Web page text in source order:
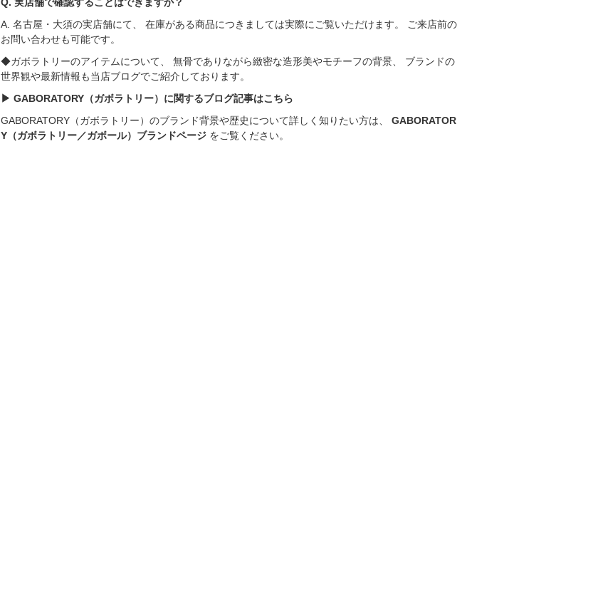
A. 名古屋・大須の実店舗にて、 在庫がある商品につきましては実際にご覧いただけます。 ご来店前の
お問い合わせも可能です。
◆ガボラトリーのアイテムについて、 無骨でありながら緻密な造形美やモチーフの背景、 ブランドの
世界観や最新情報も当店ブログでご紹介しております。
▶ GABORATORY（ガボラトリー）に関するブログ記事はこちら
GABORATORY（ガボラトリー）のブランド背景や歴史について詳しく知りたい方は、GABORATOR
Y（ガボラトリー／ガボール）ブランドページ をご覧ください。